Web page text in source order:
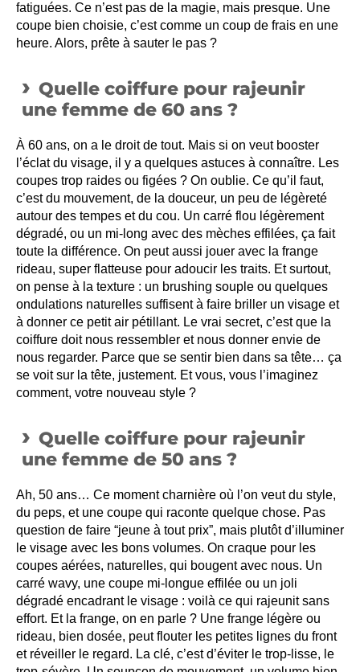
fatiguées. Ce n’est pas de la magie, mais presque. Une
coupe bien choisie, c’est comme un coup de frais en une
heure. Alors, prête à sauter le pas ?
Quelle coiffure pour rajeunir
une femme de 60 ans ?
À 60 ans, on a le droit de tout. Mais si on veut booster
l’éclat du visage, il y a quelques astuces à connaître. Les
coupes trop raides ou figées ? On oublie. Ce qu’il faut,
c’est du mouvement, de la douceur, un peu de légèreté
autour des tempes et du cou. Un carré flou légèrement
dégradé, ou un mi-long avec des mèches effilées, ça fait
toute la différence. On peut aussi jouer avec la frange
rideau, super flatteuse pour adoucir les traits. Et surtout,
on pense à la texture : un brushing souple ou quelques
ondulations naturelles suffisent à faire briller un visage et
à donner ce petit air pétillant. Le vrai secret, c’est que la
coiffure doit nous ressembler et nous donner envie de
nous regarder. Parce que se sentir bien dans sa tête… ça
se voit sur la tête, justement. Et vous, vous l’imaginez
comment, votre nouveau style ?
Quelle coiffure pour rajeunir
une femme de 50 ans ?
Ah, 50 ans… Ce moment charnière où l’on veut du style,
du peps, et une coupe qui raconte quelque chose. Pas
question de faire “jeune à tout prix”, mais plutôt d’illuminer
le visage avec les bons volumes. On craque pour les
coupes aérées, naturelles, qui bougent avec nous. Un
carré wavy, une coupe mi-longue effilée ou un joli
dégradé encadrant le visage : voilà ce qui rajeunit sans
effort. Et la frange, on en parle ? Une frange légère ou
rideau, bien dosée, peut flouter les petites lignes du front
et réveiller le regard. La clé, c’est d’éviter le trop-lisse, le